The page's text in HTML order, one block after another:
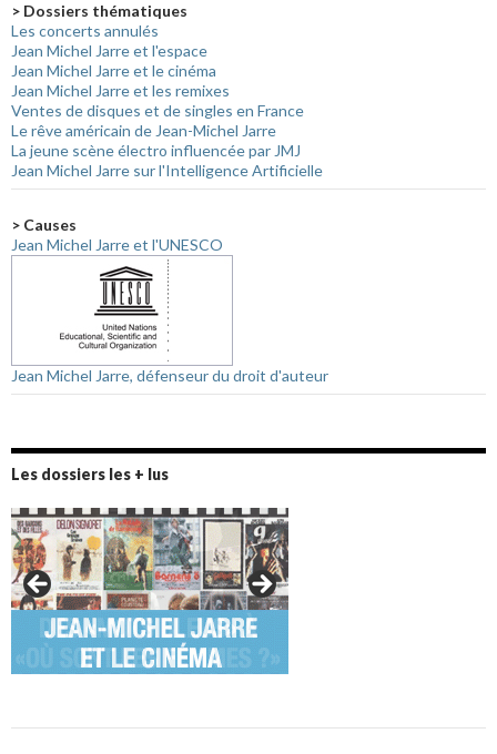
> Dossiers thématiques
Les concerts annulés
Jean Michel Jarre et l'espace
Jean Michel Jarre et le cinéma
Jean Michel Jarre et les remixes
Ventes de disques et de singles en France
Le rêve américain de Jean-Michel Jarre
La jeune scène électro influencée par JMJ
Jean Michel Jarre sur l'Intelligence Artificielle
> Causes
Jean Michel Jarre et l'UNESCO
Jean Michel Jarre, défenseur du droit d'auteur
Les dossiers les + lus